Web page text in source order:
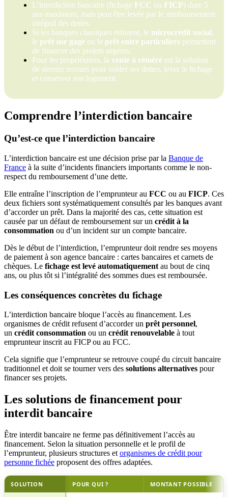
L’interdiction bancaire (fichage FCC ou FICP) dure 5
ans maximum, mais peut être levée par le remboursement
intégral des dettes.
Si les banques classiques refusent, le microcrédit social,
le prêt sur gage ou le prêt entre particuliers permettent
de financer des projets urgents.
Pour les propriétaires, la vente à réméré est la solution
de dernier recours pour solder ses dettes, lever le fichage
et conserver son logement.
Comprendre l’interdiction bancaire
Qu’est-ce que l’interdiction bancaire
L’interdiction bancaire est une décision prise par la Banque de
France à la suite d’incidents financiers importants comme le non-
respect du remboursement d’une dette.
Elle entraîne l’inscription de l’emprunteur au FCC ou au FICP. Ces
deux fichiers sont systématiquement consultés par les banques avant
d’accorder un prêt. Dans la majorité des cas, cette situation est
causée par un défaut de remboursement sur un crédit à la
consommation ou d’un incident sur un compte bancaire.
Dès le début de l’interdiction, l’emprunteur doit rendre ses moyens
de paiement à son agence bancaire : cartes bancaires et carnets de
chèques. Le fichage est levé automatiquement au bout de cinq
ans, ou plus tôt si l’intégralité des sommes dues est remboursée.
Les conséquences concrètes du fichage
L’interdiction bancaire bloque l’accès au financement. Les
organismes de crédit refusent d’accorder un prêt personnel,
un crédit consommation ou un crédit renouvelable à tout
emprunteur inscrit au FICP ou au FCC.
Cela signifie que l’emprunteur se retrouve coupé du circuit bancaire
traditionnel et doit se tourner vers des solutions alternatives pour
financer ses projets.
Les solutions de financement pour
interdit bancaire
Être interdit bancaire ne ferme pas définitivement l’accès au
financement. Selon la situation personnelle et le profil de
l’emprunteur, plusieurs structures et organismes de crédit pour
personne fichée proposent des offres adaptées.
SOLUTION POUR QUI ? MONTANT POSSIBLE